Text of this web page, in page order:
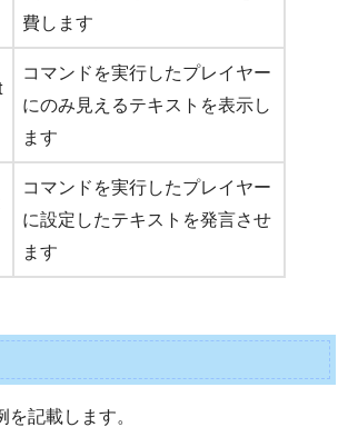
費します
コマンドを実行したプレイヤー
にのみ見えるテキストを表示し
ます
コマンドを実行したプレイヤー
に設定したテキストを発言させ
ます
記載します。